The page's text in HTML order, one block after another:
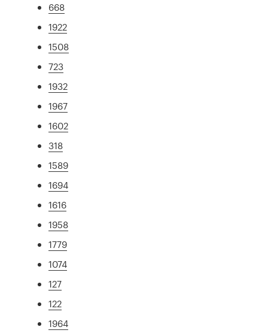
668
1922
1508
723
1932
1967
1602
318
1589
1694
1616
1958
1779
1074
127
122
1964